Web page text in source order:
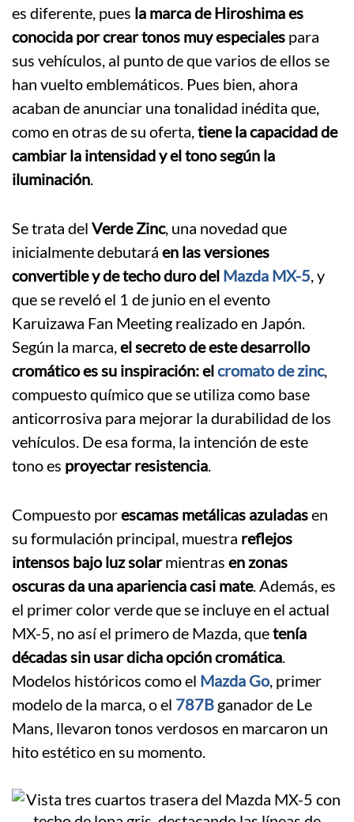
es diferente, pues la marca de Hiroshima es
conocida por crear tonos muy especiales para
sus vehículos, al punto de que varios de ellos se
han vuelto emblemáticos. Pues bien, ahora
acaban de anunciar una tonalidad inédita que,
como en otras de su oferta,tiene la capacidad de
cambiar la intensidad y el tono según la
iluminación.
Se trata del Verde Zinc, una novedad que
inicialmente debutará en las versiones
convertible y de techo duro del Mazda MX-5, y
que se reveló el 1 de junio en el evento
Karuizawa Fan Meeting realizado en Japón.
Según la marca,el secreto de este desarrollo
cromático es su inspiración: elcromato de zinc,
compuesto químico que se utiliza como base
anticorrosiva para mejorar la durabilidad de los
vehículos. De esa forma, la intención de este
tono es proyectar resistencia.
Compuesto porescamas metálicas azuladasen
su formulación principal, muestra reflejos
intensos bajo luz solarmientras en zonas
oscuras da una apariencia casi mate. Además, es
el primer color verde que se incluye en el actual
MX-5, no así el primero de Mazda, quetenía
décadas sin usar dicha opción cromática.
Modelos históricos como el Mazda Go, primer
modelo de la marca, o el 787B ganador de Le
Mans, llevaron tonos verdosos en marcaron un
hito estético en su momento.